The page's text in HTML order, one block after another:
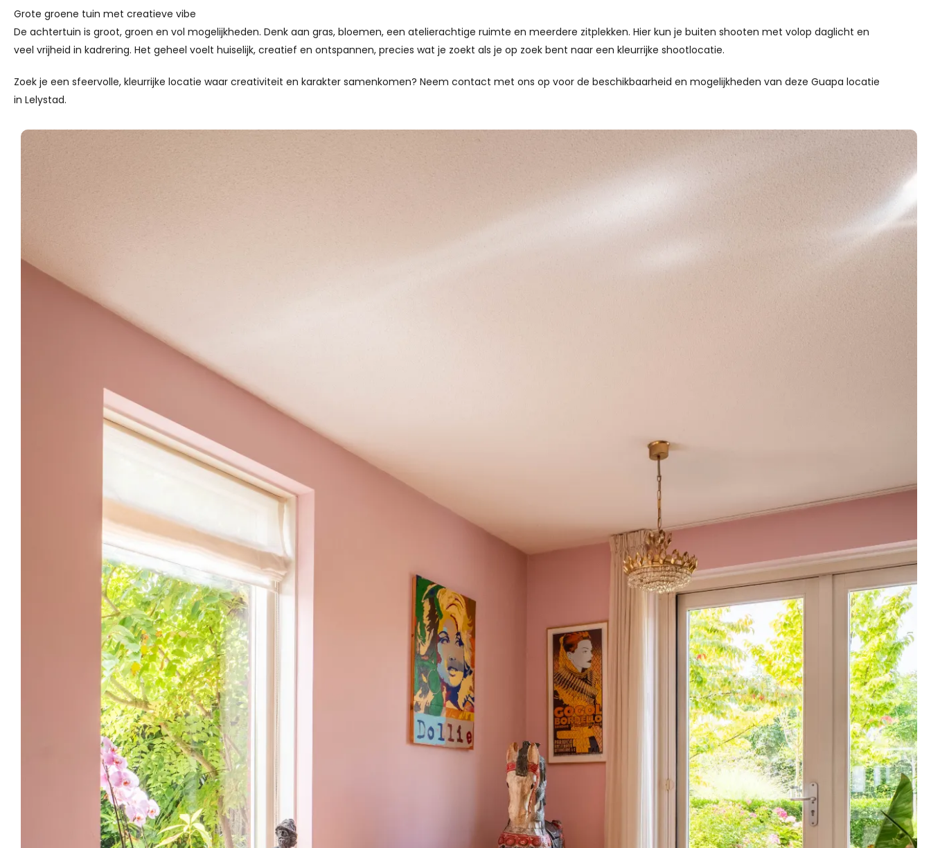
Grote groene tuin met creatieve vibe
De achtertuin is groot, groen en vol mogelijkheden. Denk aan gras, bloemen, een atelierachtige ruimte en meerdere zitplekken. Hier kun je buiten shooten met volop daglicht en
veel vrijheid in kadrering. Het geheel voelt huiselijk, creatief en ontspannen, precies wat je zoekt als je op zoek bent naar een kleurrijke shootlocatie.
Zoek je een sfeervolle, kleurrijke locatie waar creativiteit en karakter samenkomen? Neem contact met ons op voor de beschikbaarheid en mogelijkheden van deze Guapa locatie
in Lelystad.